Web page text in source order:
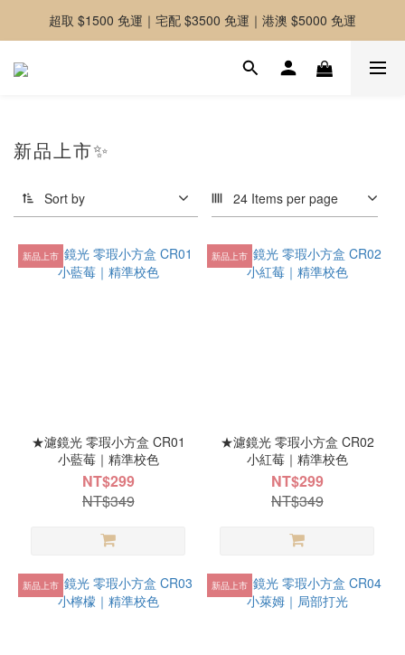
-好友募集中-加入官方LINE好友獲取優惠券
超取 $1500 免運｜宅配 $3500 免運｜港澳 $5000 免運
-好友募集中-加入官方LINE好友獲取優惠券
新品上市✨
Sort by 24 Items per page
新品上市
★濾鏡光 零瑕小方盒 CR01
小藍莓｜精準校色
NT$299
NT$349
新品上市
★濾鏡光 零瑕小方盒 CR02
小紅莓｜精準校色
NT$299
NT$349
新品上市 新品上市